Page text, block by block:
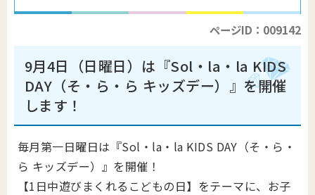
ページID：009142
9月4日（日曜日）は『Sol・la・la KIDS
DAY（そ・ら・ら キッズデー）』を開催
します！
毎月第一日曜日は『Sol・la・la KIDS DAY（そ・ら・
ら キッズデー）』を開催！
【1日中遊びまくれるこどもの日】をテーマに、お子